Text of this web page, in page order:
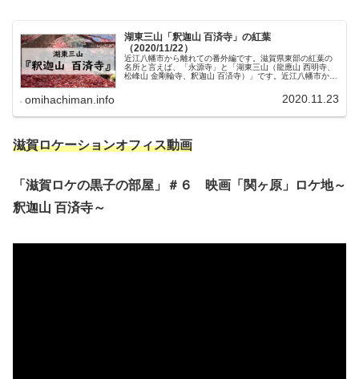
湖東三山「釈迦山 百済寺」の紅葉
（2020/11/22）
近江八幡市から離れての番外編です。滋賀県東部の紅葉の
名所と言えば、「永源寺」と「湖東三山（龍應山 西明寺、
松峰山 金剛輪寺、釈迦山 百済寺）」です。近江八幡市から
omihachiman.info 2020.11.23
滋賀ロケーションオフィス動画
「滋賀ロケの黒子の部屋」＃６ 映画「関ヶ原」ロケ地～
釈迦山 百済寺～